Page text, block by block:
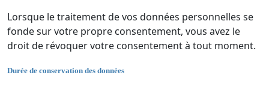
Lorsque le traitement de vos données personnelles se
fonde sur votre propre consentement, vous avez le
droit de révoquer votre consentement à tout moment.
Durée de conservation des données